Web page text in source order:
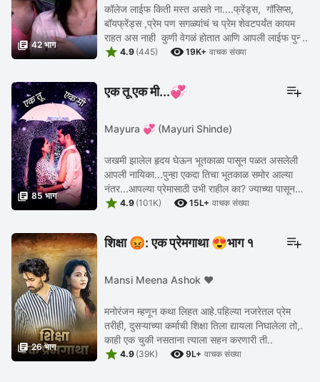
 42 भाग
कॉलेज लाईफ किती मस्त असते ना....फ्रेंड्स, गॉसिप्स,
बॉयफ्रेंड्स ,प्रेम पण सगळ्यांचं च प्रेम शेवटपर्यंत कायम
राहत अस नाही कुणी वेगळं होतात आणि आपली लाईफ पुन्हा
एकदा नव्याने सुरू करतात जस की न्यू ...
 4.9 (445)  19K+ वाचक संख्या
 85 भाग
एक तू एक मी...💞
Mayura 💞 (Mayuri Shinde)
जखमी झालेल हृदय घेऊन भूतकाळा पासून पळत असलेली
आपली नायिका...पुन्हा एकदा तिचा भूतकाळ समोर आल्या
नंतर...आपल्या प्रेमासाठी उभी राहील का? ज्याच्या पासून
पळत होती...पुन्हा त्यालाच आयुष्यात जागा देईल? ...
 4.9 (101K)  15L+ वाचक संख्या
 26 भाग
शिक्षा 😡: एक प्रेमगाथा 😍भाग १
Mansi Meena Ashok ♥️
मनोरंजन म्हणून कथा लिहत आहे.पहिल्या नजरेतल प्रेम
तरीही, दुसऱ्याच्या कर्माची शिक्षा तिला द्यायला निघालेला तो,.
काही एक चुकी नसताना त्याला सहन करणारी ती..
 4.9 (39K)  9L+ वाचक संख्या